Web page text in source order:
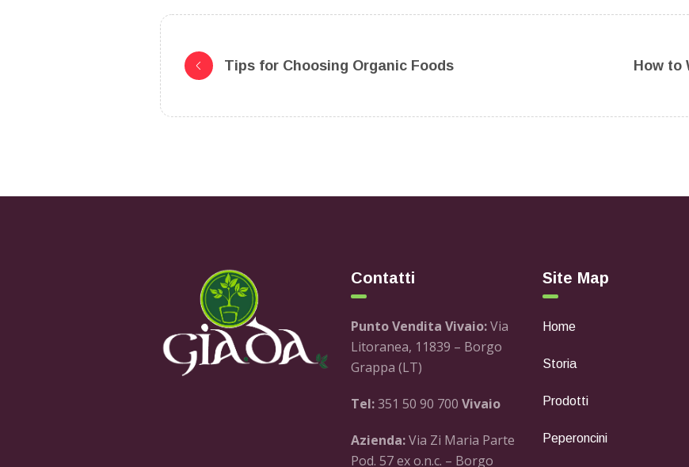
Tips for Choosing Organic Foods How to
Contatti
Punto Vendita Vivaio:Via
Litoranea, 11839 – Borgo
Grappa (LT)
Tel:351 50 90 700Vivaio
Azienda:Via Zi Maria Parte
Pod. 57 ex o.n.c. – Borgo
Site Map
Home
Storia
Prodotti
Peperoncini